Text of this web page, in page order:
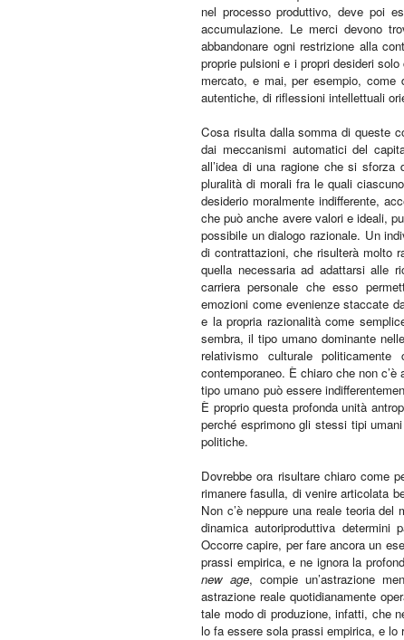
nel processo produttivo, deve poi
accumulazione. Le merci devono
abbandonare ogni restrizione alla
proprie pulsioni e i propri desideri
mercato, e mai, per esempio, come
autentiche, di riflessioni intellettuali
Cosa risulta dalla somma di queste
dai meccanismi automatici del
all’idea di una ragione che si
pluralità di morali fra le quali
desiderio moralmente indifferente,
che può anche avere valori e ideali,
possibile un dialogo razionale. Un
di contrattazioni, che risulterà molto
quella necessaria ad adattarsi alle
carriera personale che esso
emozioni come evenienze staccate
e la propria razionalità come
sembra, il tipo umano dominante
relativismo culturale
contemporaneo. È chiaro che non
tipo umano può essere
È proprio questa profonda unità
perché esprimono gli stessi tipi
politiche.
Dovrebbe ora risultare chiaro come
rimanere fasulla, di venire articolata
Non c’è neppure una reale teoria
dinamica autoriproduttiva
Occorre capire, per fare ancora un
prassi empirica, e ne ignora la
new age, compie un’astrazione
astrazione reale quotidianamente
tale modo di produzione, infatti, che
lo fa essere sola prassi empirica, e lo